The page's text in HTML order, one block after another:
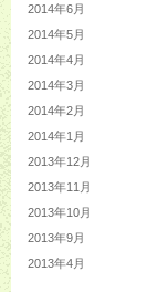
2014年6月
2014年5月
2014年4月
2014年3月
2014年2月
2014年1月
2013年12月
2013年11月
2013年10月
2013年9月
2013年4月